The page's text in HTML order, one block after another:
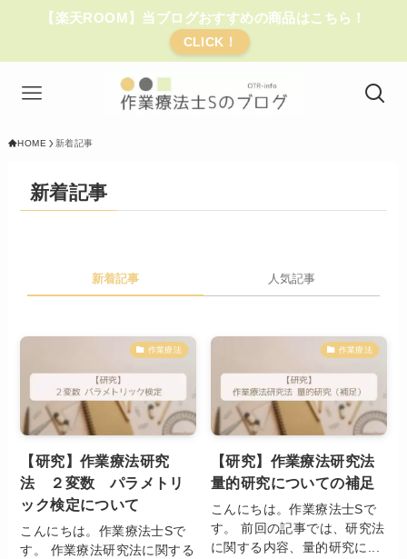
【楽天ROOM】当ブログおすすめの商品はこちら！
CLICK！
HOME 新着記事
新着記事
新着記事 人気記事
作業療法
【研究】作業療法研究
法 ２変数 パラメトリ
ック検定について
こんにちは。作業療法士Sで
す。 作業療法研究法に関する
作業療法
【研究】作業療法研究法
量的研究についての補足
こんにちは。作業療法士Sで
す。 前回の記事では、研究法
に関する内容、量的研究に...